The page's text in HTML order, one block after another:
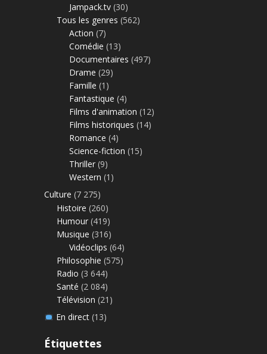
Jampack.tv (30)
Tous les genres (562)
Action (7)
Comédie (13)
Documentaires (497)
Drame (29)
Famille (1)
Fantastique (4)
Films d'animation (12)
Films historiques (14)
Romance (4)
Science-fiction (15)
Thriller (9)
Western (1)
Culture (7 275)
Histoire (260)
Humour (419)
Musique (316)
Vidéoclips (64)
Philosophie (575)
Radio (3 644)
Santé (2 084)
Télévision (21)
En direct(13)
Étiquettes